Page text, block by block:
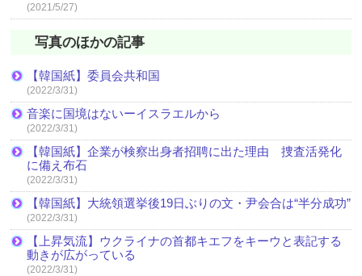
(2021/5/27)
写真のほかの記事
【韓国紙】委員会共和国
(2022/3/31)
音楽に国境はないーイスラエルから
(2022/3/31)
【韓国紙】企業が検察出身者招聘に出た理由 捜査活発化
に備え布石
(2022/3/31)
【韓国紙】大統領選挙後19日ぶりの文・尹会合は“半分成功”
(2022/3/31)
【上昇気流】ウクライナの首都キエフをキーウと表記する
動きが広がっている
(2022/3/31)